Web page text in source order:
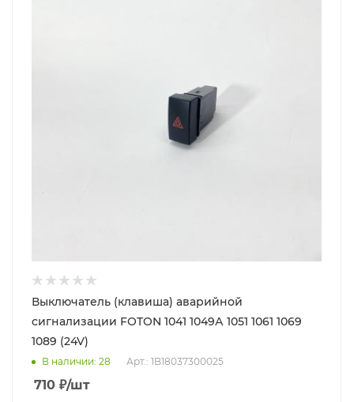
Выключатель (клавиша) аварийной
сигнализации FOTON 1041 1049А 1051 1061 1069
1089 (24V)
В наличии: 28 Арт.: 1B18037300025
710 ₽/шт